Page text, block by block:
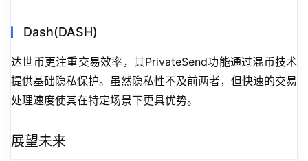
Dash(DASH)
达世币更注重交易效率，其PrivateSend功能通过混币技术
提供基础隐私保护。虽然隐私性不及前两者，但快速的交易
处理速度使其在特定场景下更具优势。
展望未来